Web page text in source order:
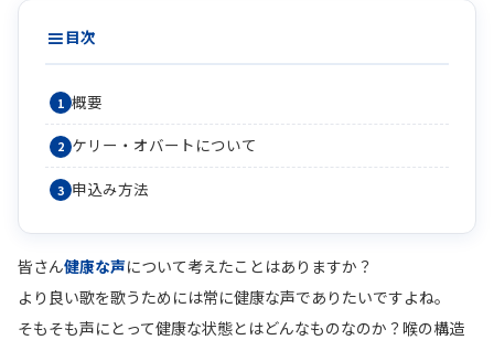
目次
概要
ケリー・オバートについて
申込み方法
皆さん健康な声について考えたことはありますか？
より良い歌を歌うためには常に健康な声でありたいですよね。
そもそも声にとって健康な状態とはどんなものなのか？喉の構造